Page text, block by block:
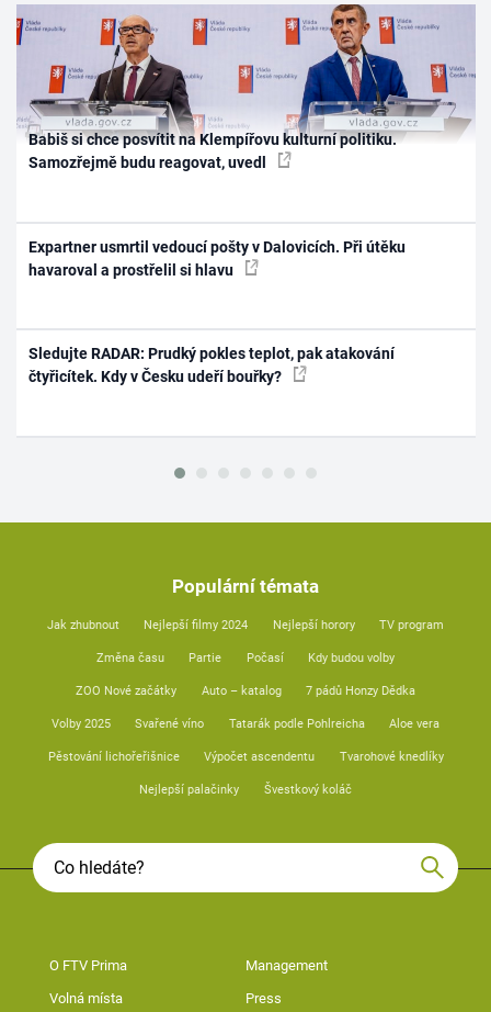
Babiš si chce posvítit na Klempířovu kulturní politiku.
Samozřejmě budu reagovat, uvedl
Expartner usmrtil vedoucí pošty v Dalovicích. Při útěku
havaroval a prostřelil si hlavu
Sledujte RADAR: Prudký pokles teplot, pak atakování
čtyřicítek. Kdy v Česku udeří bouřky?
Populární témata
Jak zhubnout Nejlepší filmy 2024 Nejlepší horory TV program
Změna času Partie Počasí Kdy budou volby
ZOO Nové začátky Auto – katalog 7 pádů Honzy Dědka
Volby 2025 Svařené víno Tatarák podle Pohlreicha Aloe vera
Pěstování lichořeřišnice Výpočet ascendentu Tvarohové knedlíky
Nejlepší palačinky Švestkový koláč
O FTV Prima Management
Volná místa Press